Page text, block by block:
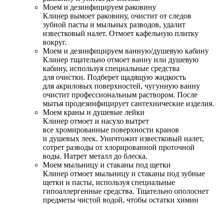
Моем и дезинфицируем раковину
Клинер вымоет раковину, очистит от следов
зубной пасты и мыльных разводов, удалит
известковый налет. Отмоет кафельную плитку
вокруг.
Моем и дезинфицируем ванную/душевую кабину
Клинер тщательно отмоет ванну или душевую
кабину, используя специальные средства
для очистки. Подберет щадящую жидкость
для акриловых поверхностей, чугунную ванну
очистит профессиональным раствором. После
мытья продезинфицирует сантехнические изделия.
Моем краны и душевые лейки
Клинер отмоет и насухо вытрет
все хромированные поверхности кранов
и душевых леек. Уничтожит известковый налет,
сотрет разводы от хлорированной проточной
воды. Натрет металл до блеска.
Моем мыльницу и стаканы под щетки
Клинер отмоет мыльницу и стаканы под зубные
щетки и пасты, используя специальные
гипоаллергенные средства. Тщательно ополоснет
предметы чистой водой, чтобы остатки химии